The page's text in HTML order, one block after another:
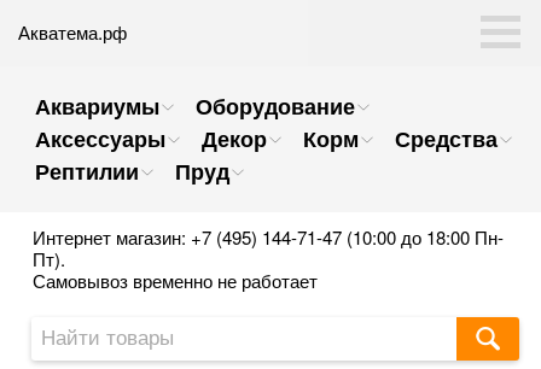
Акватема.рф
Аквариумы
Оборудование
Аксессуары
Декор Корм
Средства
Рептилии
Пруд
Интернет магазин: +7 (495) 144-71-47 (10:00 до 18:00 Пн-
Пт).
Самовывоз временно не работает